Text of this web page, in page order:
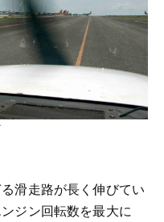
滑走路が長く伸びてい
ジン回転数を最大に